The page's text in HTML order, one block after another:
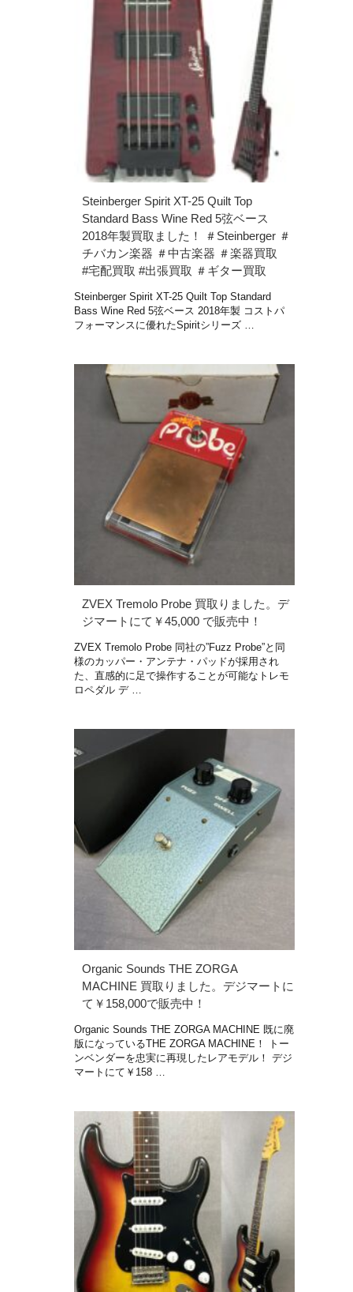
Steinberger Spirit XT-25 Quilt Top
Standard Bass Wine Red 5弦ベース
2018年製買取ました！ ＃Steinberger ＃
チバカン楽器 ＃中古楽器 ＃楽器買取
#宅配買取 #出張買取 ＃ギター買取
Steinberger Spirit XT-25 Quilt Top Standard
Bass Wine Red 5弦ベース 2018年製 コストパ
フォーマンスに優れたSpiritシリーズ …
ZVEX Tremolo Probe 買取りました。デ
ジマートにて￥45,000 で販売中！
ZVEX Tremolo Probe 同社の”Fuzz Probe”と同
様のカッパー・アンテナ・パッドが採用され
た、直感的に足で操作することが可能なトレモ
ロペダル デ …
Organic Sounds THE ZORGA
MACHINE 買取りました。デジマートに
て￥158,000で販売中！
Organic Sounds THE ZORGA MACHINE 既に廃
版になっているTHE ZORGA MACHINE！ トー
ンベンダーを忠実に再現したレアモデル！ デジ
マートにて￥158 …